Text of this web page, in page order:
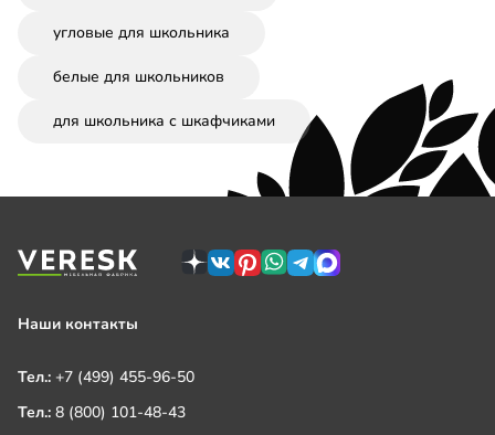
угловые для школьника
белые для школьников
для школьника с шкафчиками
Наши контакты
Тел.: +7 (499) 455-96-50
Тел.: 8 (800) 101-48-43